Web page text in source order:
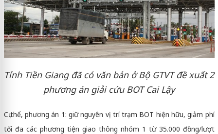
Tỉnh Tiền Giang đã có văn bản ở Bộ GTVT đề xuất 2
phương án giải cứu BOT Cai Lậy
Cụ thể, phương án 1: giữ nguyên vị trí trạm BOT hiện hữu, giảm phí
tối đa các phương tiện giao thông nhóm 1 từ 35.000 đồng/lượt